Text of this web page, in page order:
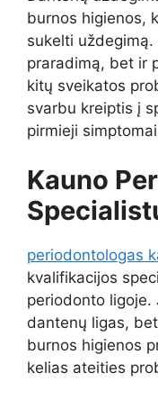
burnos higienos,
sukelti
praradimą, bet ir
kitų sveikatos
svarbu kreiptis į
pirmieji
Kauno
periodontologas
kvalifikacijos
periodonto ligoje.
dantenų ligas,
burnos higienos
kelias ateities